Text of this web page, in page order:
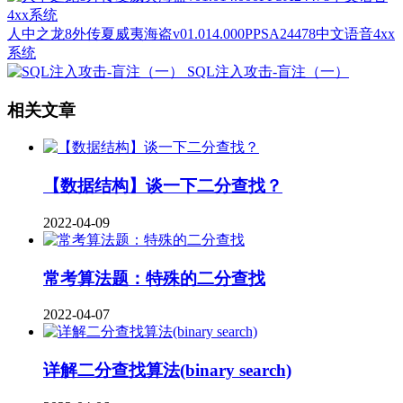
人中之龙8外传夏威夷海盗v01.014.000PPSA24478中文语音4xx
系统
SQL注入攻击-盲注（一）
相关文章
【数据结构】谈一下二分查找？
2022-04-09
常考算法题：特殊的二分查找
2022-04-07
详解二分查找算法(binary search)